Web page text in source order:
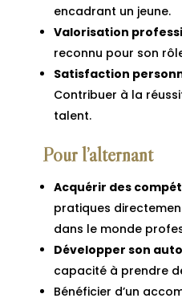
encadrant un jeune.
Valorisation
reconnu pour son
Satisfaction
Contribuer à la
talent.
Pour l’alternant
Acquérir des
pratiques
dans le monde
Développer son
capacité à prendre
Bénéficier d’un